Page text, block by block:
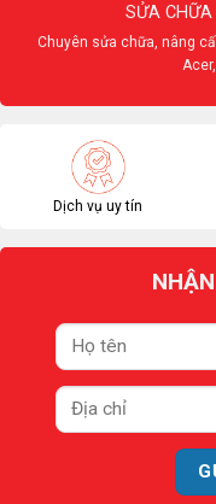
SỬA CHỮA
Chuyên sửa chữa, nâng
Dịch vụ uy tín